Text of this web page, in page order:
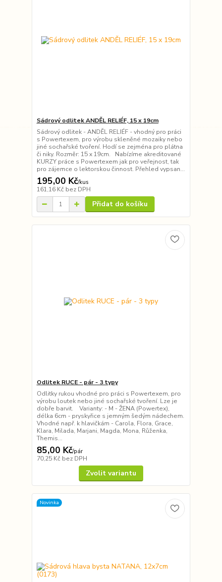
Sádrový odlitek ANDĚL RELIÉF, 15 x 19cm
Sádrový odlitek - ANDĚL RELIÉF - vhodný pro práci
s Powertexem, pro výrobu skleněné mozaiky nebo
jiné sochařské tvoření. Hodí se zejména pro plátna
či niky. Rozměr: 15 x 19cm. Nabízíme akreditované
KURZY práce s Powertexem jak pro veřejnost, tak
pro zájemce o lektorskou činnost. Přehled vypsan...
195,00 Kč/kus
161,16 Kč bez DPH
Přidat do košíku
Odlitek RUCE - pár - 3 typy
Odlitky rukou vhodné pro práci s Powertexem, pro
výrobu loutek nebo jiné sochařské tvoření. Lze je
dobře barvit. Varianty: - M - ŽENA (Powertex),
délka 6cm - pryskyřice s jemným šedým nádechem.
Vhodné např. k hlavičkám - Carola, Flora, Grace,
Klara, Milada, Marjani, Magda, Mona, Růženka,
Themis...
85,00 Kč/pár
70,25 Kč bez DPH
Zvolit variantu
Novinka